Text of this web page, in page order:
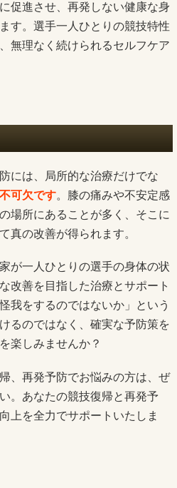
促進させ、再発しない健康な身
す。選手一人ひとりの競技特性
無理なく続けられるセルフケア
には、局所的な治療だけでな
可欠です。膝の痛みや不安定感
場所にあることが多く、そこに
真の改善が得られます。
が一人ひとりの選手の身体の状
改善を目指した治療とサポート
我をするのではないか」という
るのではなく、確実な予防策を
楽しみませんか？
、再発予防でお悩みの方は、ぜ
。あなたの競技復帰と再発予
上を全力でサポートいたしま